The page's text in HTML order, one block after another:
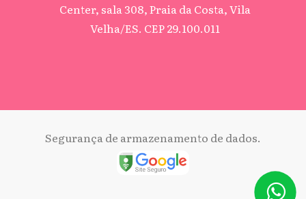
Center, sala 308, Praia da Costa, Vila
Velha/ES. CEP 29.100.011
Segurança de armazenamento de dados.